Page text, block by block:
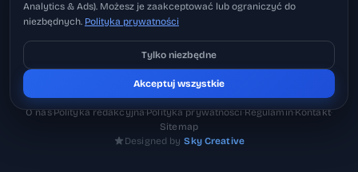
© 2026 Oswiecimskie.pl – Portal informacyjny Oświęcimia i powiatu
oświęcimskiego.
O nas·Polityka redakcyjna·Polityka prywatności·Regulamin·Kontakt·
Sitemap
Designed by Sky Creative
Analytics & Ads). Możesz je zaakceptować lub ograniczyć do
niezbędnych. Polityka prywatności
Tylko niezbędne
Akceptuj wszystkie
Pobierz na iOS